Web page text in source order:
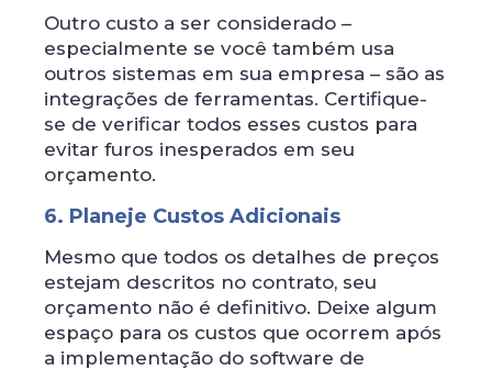
Outro custo a ser considerado –
especialmente se você também usa
outros sistemas em sua empresa – são as
integrações de ferramentas. Certifique-
se de verificar todos esses custos para
evitar furos inesperados em seu
orçamento.
6. Planeje Custos Adicionais
Mesmo que todos os detalhes de preços
estejam descritos no contrato, seu
orçamento não é definitivo. Deixe algum
espaço para os custos que ocorrem após
a implementação do software de